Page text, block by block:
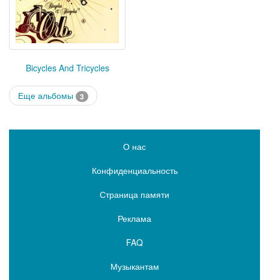
Bicycles And Tricycles
Еще альбомы 3
О нас
Конфиденциальность
Страница памяти
Реклама
FAQ
Музыкантам